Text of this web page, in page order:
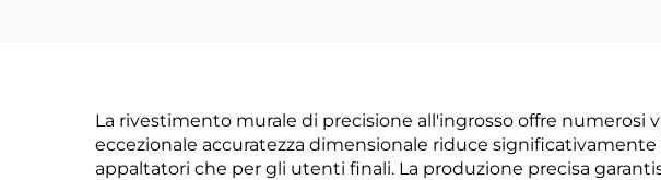
Silenzioso della
Guida, Tenda Color
applicazione in
la casa,
La rivestimento murale di precisione all'ingrosso offre
eccezionale accuratezza dimensionale riduce
appaltatori che per gli utenti finali. La produzione precisa